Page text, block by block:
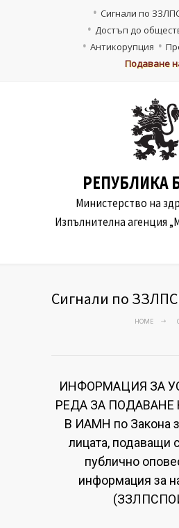
Сигнали по
Достъп до
Антикорупция
Подаване
РЕПУБЛИКА
Министерство на
Изпълнителна агенция
Сигнали по
HOME
ИНФОРМАЦИЯ ЗА
РЕДА ЗА
В ИАМН по Закона
лицата, подаващи
публично
информация за